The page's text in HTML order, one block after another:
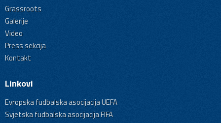
Grassroots
Galerije
Video
Press sekcija
Kontakt
Linkovi
Evropska fudbalska asocijacija UEFA
Svjetska fudbalska asocijacija FIFA